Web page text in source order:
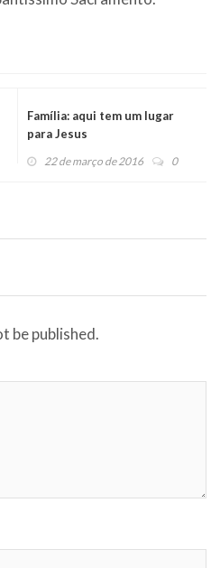
Família: aqui tem um lugar
para Jesus
22 de março de 2016 0
be published.